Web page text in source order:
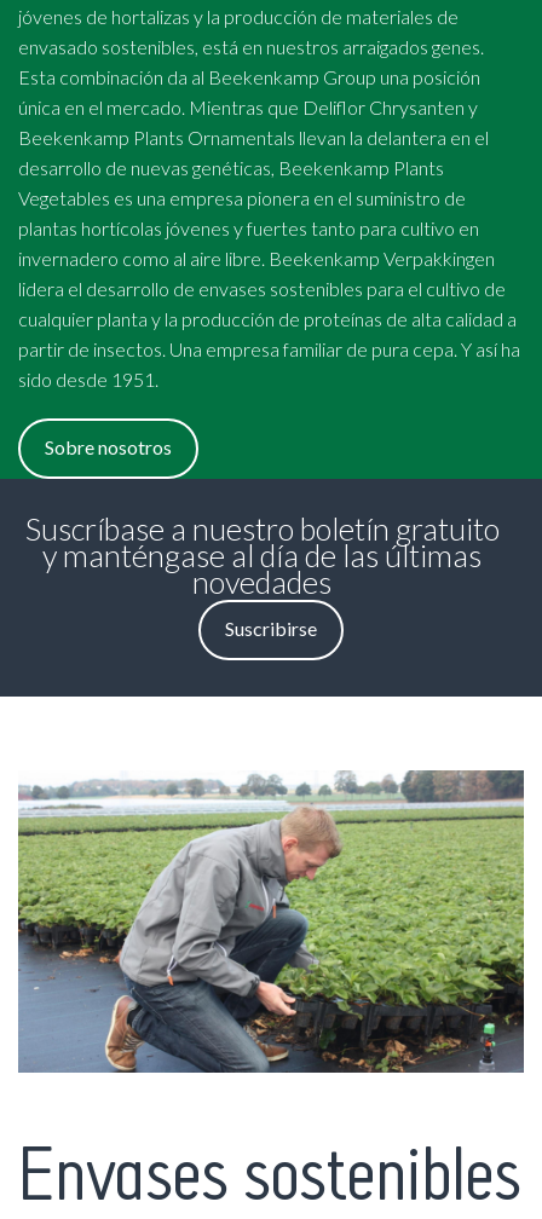
jóvenes de hortalizas y la producción de materiales de
envasado sostenibles, está en nuestros arraigados genes.
Esta combinación da al Beekenkamp Group una posición
única en el mercado. Mientras que Deliflor Chrysanten y
Beekenkamp Plants Ornamentals llevan la delantera en el
desarrollo de nuevas genéticas, Beekenkamp Plants
Vegetables es una empresa pionera en el suministro de
plantas hortícolas jóvenes y fuertes tanto para cultivo en
invernadero como al aire libre. Beekenkamp Verpakkingen
lidera el desarrollo de envases sostenibles para el cultivo de
cualquier planta y la producción de proteínas de alta calidad a
partir de insectos. Una empresa familiar de pura cepa. Y así ha
sido desde 1951.
Sobre nosotros
Suscríbase a nuestro boletín gratuito
y manténgase al día de las últimas
novedades
Suscribirse
Envases sostenibles